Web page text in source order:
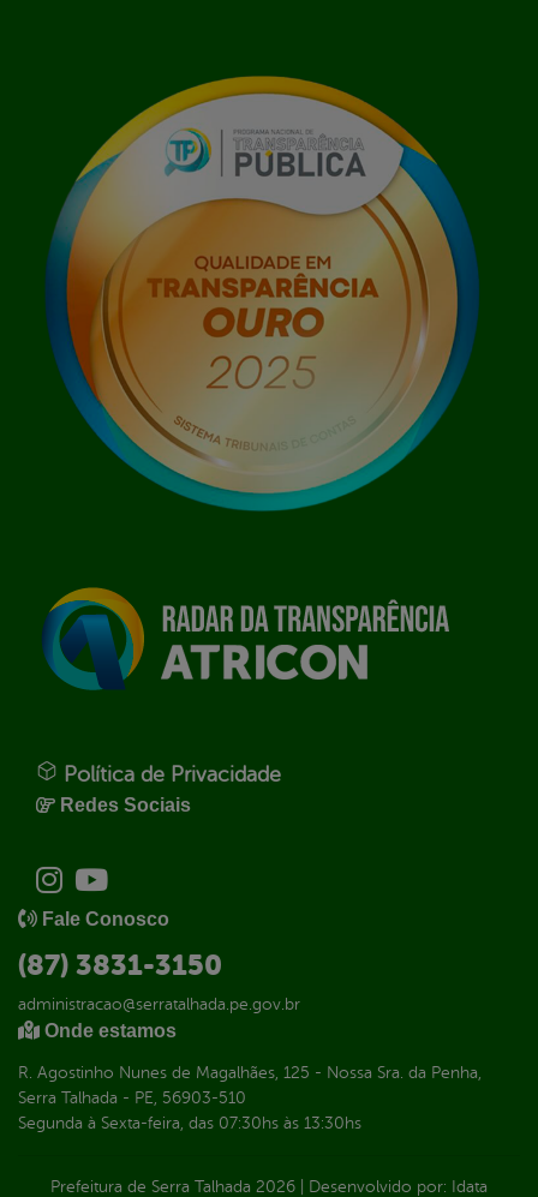
Política de Privacidade
Redes Sociais
Fale Conosco
(87) 3831-3150
administracao@serratalhada.pe.gov.br
Onde estamos
R. Agostinho Nunes de Magalhães, 125 - Nossa Sra. da Penha,
Serra Talhada - PE, 56903-510
Segunda à Sexta-feira, das 07:30hs às 13:30hs
Prefeitura de Serra Talhada 2026 Desenvolvido por: Idata